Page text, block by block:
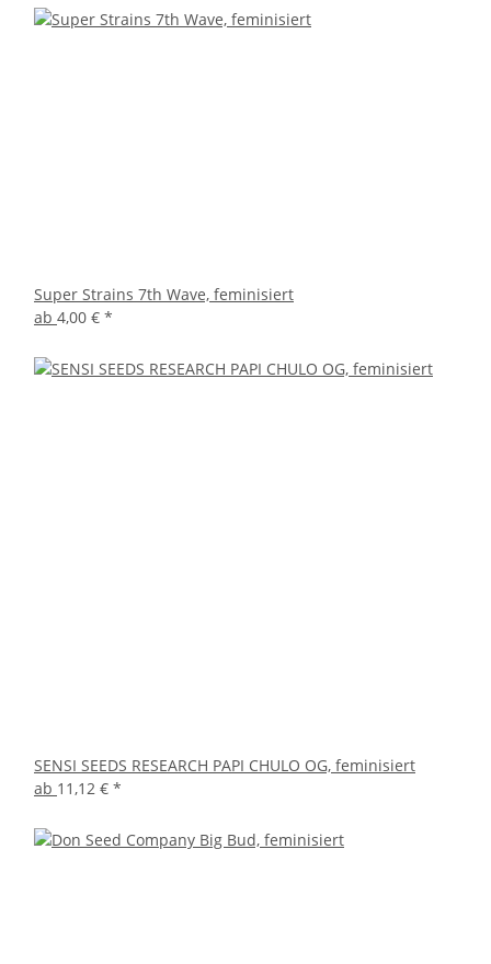
Super Strains 7th Wave, feminisiert
ab 4,00 € *
SENSI SEEDS RESEARCH PAPI CHULO OG, feminisiert
ab 11,12 € *